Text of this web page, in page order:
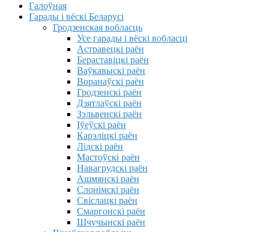
Галоўная
Гарады і вёскі Беларусі
Гродзенская вобласць
Усе гарады і вёскі вобласці
Астравецкі раён
Бераставіцкі раён
Ваўкавыскі раён
Воранаўскі раён
Гродзенскі раён
Дзятлаўскі раён
Зэльвенскі раён
Іўеўскі раён
Карэліцкі раён
Лідскі раён
Мастоўскі раён
Навагрудскі раён
Ашмянскі раён
Слонімскі раён
Свіслацкі раён
Смаргонскі раён
Шчучынскі раён